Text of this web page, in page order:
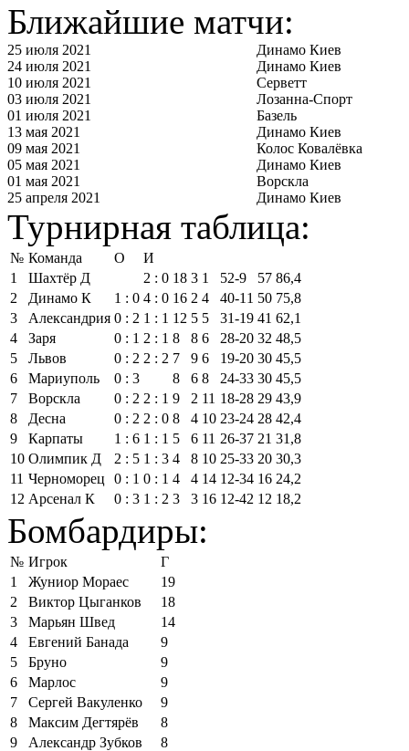
Ближайшие матчи:
25 июля 2021
Динамо Киев
24 июля 2021
Динамо Киев
10 июля 2021
Серветт
03 июля 2021
Лозанна-Спорт
01 июля 2021
Базель
13 мая 2021
Динамо Киев
09 мая 2021
Колос Ковалёвка
05 мая 2021
Динамо Киев
01 мая 2021
Ворскла
25 апреля 2021
Динамо Киев
Турнирная таблица:
№ Команда О
И
1
Шахтёр Д 2 : 0 18 3 1 52‑9 57 86,4
2
Динамо К 1 : 0 4 : 0 16 2 4 40‑11 50 75,8
3
Александрия 0 : 2 1 : 1 12 5 5 31‑19 41 62,1
4
Заря 0 : 1 2 : 1 8 8 6 28‑20 32 48,5
5
Львов 0 : 2 2 : 2 7 9 6 19‑20 30 45,5
6
Мариуполь 0 : 3 8 6 8 24‑33 30 45,5
7
Ворскла 0 : 2 2 : 1 9 2 11 18‑28 29 43,9
8
Десна 0 : 2 2 : 0 8 4 10 23‑24 28 42,4
9
Карпаты 1 : 6 1 : 1 5 6 11 26‑37 21 31,8
10 Олимпик Д 2 : 5 1 : 3 4 8 10 25‑33 20 30,3
11 Черноморец 0 : 1 0 : 1 4 4 14 12‑34 16 24,2
12 Арсенал К 0 : 3 1 : 2 3 3 16 12‑42 12 18,2
Бомбардиры:
№ Игрок
Г
1
Жуниор Мораес
19
2
Виктор Цыганков
18
3
Марьян Швед
14
4
Евгений Банада
9
5
Бруно
9
6
Марлос
9
7
Сергей Вакуленко
9
8
Максим Дегтярёв
8
9
Александр Зубков
8